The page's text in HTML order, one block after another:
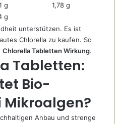
g
1,78 g
g
unterstützen. Es ist
Chlorella zu kaufen. So
Chlorella Tabletten Wirkung.
Tabletten:
Bio-
Anbau und strenge